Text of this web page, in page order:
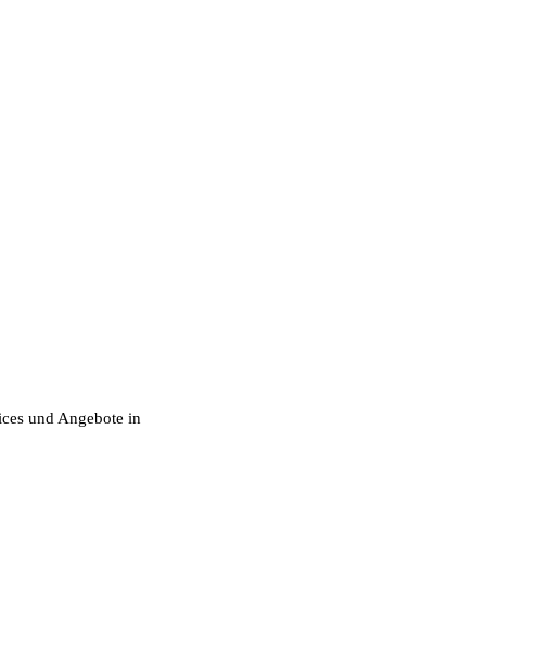
und Angebote in